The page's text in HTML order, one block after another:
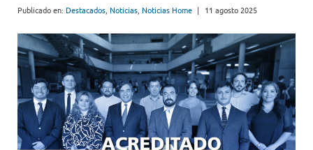
Publicado en: Destacados Noticias Noticias Home | 11 agosto 2025